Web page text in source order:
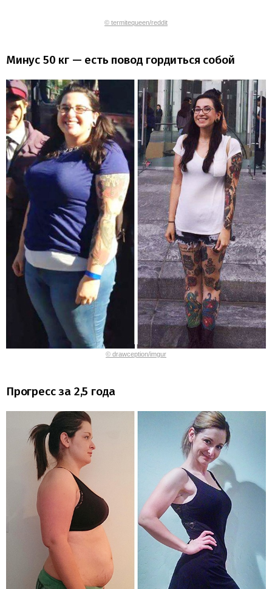
© termitequeen/reddit
Минус 50 кг — есть повод гордиться собой
© drawception/imgur
Прогресс за 2,5 года